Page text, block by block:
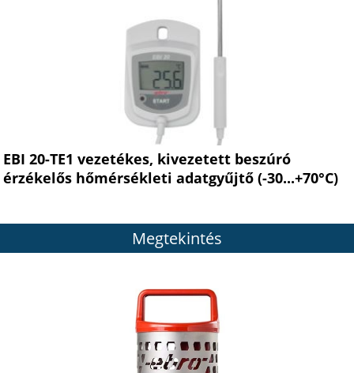
EBI 20-TE1 vezetékes, kivezetett beszúró
érzékelős hőmérsékleti adatgyűjtő (-30...+70°C)
Megtekintés